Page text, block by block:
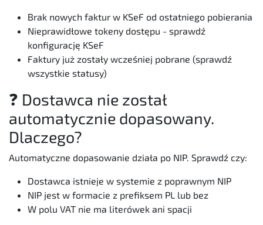
Brak nowych faktur w KSeF od ostatniego pobierania
Nieprawidłowe tokeny dostępu - sprawdź
konfigurację KSeF
Faktury już zostały wcześniej pobrane (sprawdź
wszystkie statusy)
❓ Dostawca nie został
automatycznie dopasowany.
Dlaczego?
Automatyczne dopasowanie działa po NIP. Sprawdź czy:
Dostawca istnieje w systemie z poprawnym NIP
NIP jest w formacie z prefiksem PL lub bez
W polu VAT nie ma literówek ani spacji